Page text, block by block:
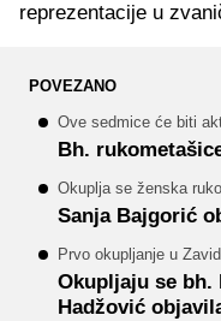
reprezentacije u
POVEZANO
Ove sedmice će biti
Bh.
Okuplja se ženska
Sanja Bajgorić
Prvo okupljanje u
Okupljaju se bh.
Hadžović